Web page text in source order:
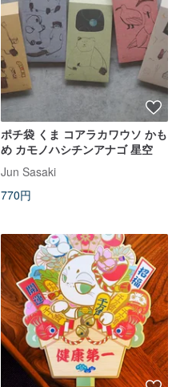
ポチ袋 くま コアラカワウソ かも
め カモノハシチンアナゴ 星空
Jun Sasaki
770円